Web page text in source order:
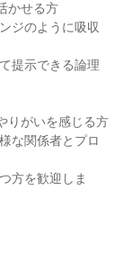
かせる方
ジのように吸収
提示できる論理
りがいを感じる方
な関係者とプロ
方を歓迎しま